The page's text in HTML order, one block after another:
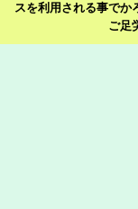
スを利用される事でか
ご足